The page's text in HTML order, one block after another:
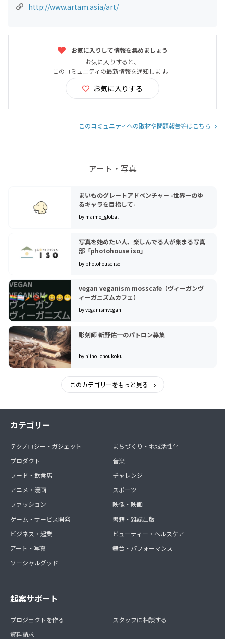
http://www.artam.asia/art/
お気に入りして情報を集めましょう
お気に入りすると、
このコミュニティの最新情報を通知します。
お気に入りする
このコミュニティへの取材や問題報告等はこちら
アート・写真
まいものグレートアドベンチャー -世界一のゆ
るキャラを目指して-
by maimo_global
写真を始めたい人、楽しんでる人が集まる写真
部「photohouse iso」
by photohouse iso
vegan veganism mosscafe（ヴィーガンヴ
ィーガニズムカフェ）
by veganismvegan
彫刻師 新野佑一のパトロン募集
by niino_choukoku
このカテゴリーをもっと見る
カテゴリー
テクノロジー・ガジェット
プロダクト
フード・飲食店
アニメ・漫画
ファッション
ゲーム・サービス開発
ビジネス・起業
アート・写真
ソーシャルグッド
まちづくり・地域活性化
音楽
チャレンジ
スポーツ
映像・映画
書籍・雑誌出版
ビューティー・ヘルスケア
舞台・パフォーマンス
起案サポート
プロジェクトを作る
資料請求
スタッフに相談する